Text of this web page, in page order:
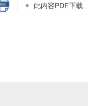
此内容PDF下载